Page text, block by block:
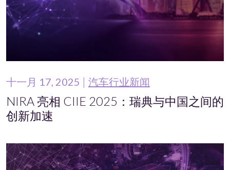
十一月 17, 2025 汽车行业新闻
NIRA 亮相 CIIE 2025：瑞典与中国之间的
创新加速